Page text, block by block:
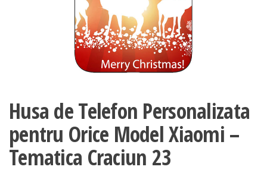
Husa de Telefon Personalizata
pentru Orice Model Xiaomi –
Tematica Craciun 23